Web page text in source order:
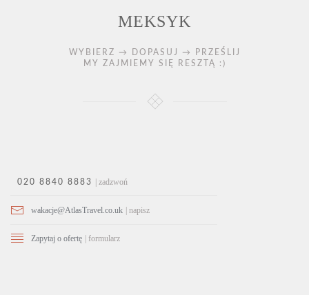
MEKSYK
WYBIERZ → DOPASUJ → PRZEŚLIJ
MY ZAJMIEMY SIĘ RESZTĄ :)
020 8840 8883 | zadzwoń
wakacje@AtlasTravel.co.uk | napisz
Zapytaj o ofertę | formularz